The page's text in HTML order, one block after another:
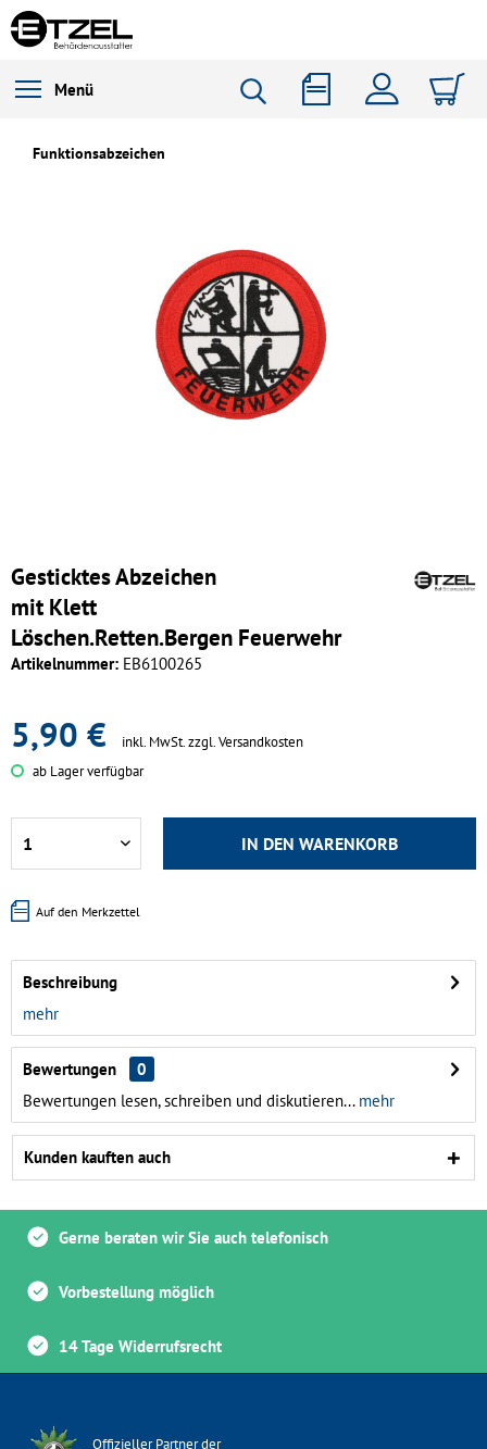
Menü
Funktionsabzeichen
Gesticktes Abzeichen
mit Klett
Löschen.Retten.Bergen Feuerwehr
Artikelnummer: EB6100265
5,90 € inkl. MwSt.zzgl. Versandkosten
ab Lager verfügbar
IN DEN WARENKORB
Auf den Merkzettel
Beschreibung
mehr
Bewertungen
0
Bewertungen lesen, schreiben und diskutieren...mehr
Kunden kauften auch
Gerne beraten wir Sie auch telefonisch
Vorbestellung möglich
14 Tage Widerrufsrecht
Offizieller Partner der